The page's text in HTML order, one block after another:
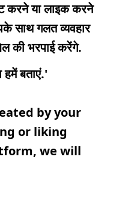
करने या लाइक करने
साथ गलत व्यवहार
की भरपाई करेंगे.
हमें बताएं.'
by your
or liking
we will